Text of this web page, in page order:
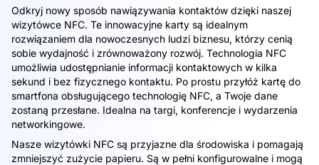
Odkryj nowy sposób nawiązywania kontaktów dzięki naszej
wizytówce NFC. Te innowacyjne karty są idealnym
rozwiązaniem dla nowoczesnych ludzi biznesu, którzy cenią
sobie wydajność i zrównoważony rozwój. Technologia NFC
umożliwia udostępnianie informacji kontaktowych w kilka
sekund i bez fizycznego kontaktu. Po prostu przyłóż kartę do
smartfona obsługującego technologię NFC, a Twoje dane
zostaną przesłane. Idealna na targi, konferencje i wydarzenia
networkingowe.
Nasze wizytówki NFC są przyjazne dla środowiska i pomagają
zmniejszyć zużycie papieru. Są w pełni konfigurowalne i mogą